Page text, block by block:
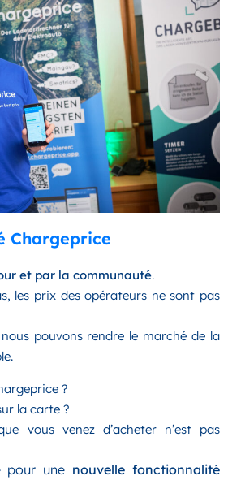
Chargeprice
et par la communauté.
les prix des opérateurs ne sont pas
pouvons rendre le marché de la
?
la carte ?
vous venez d’acheter n’est pas
pour une nouvelle fonctionnalité